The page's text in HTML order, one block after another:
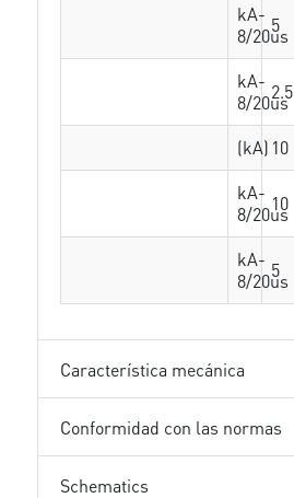
kA-
8/20us
5
kA-
8/20us
2.5
(kA) 10
kA-
8/20us
10
kA-
8/20us
5
Característica mecánica
Conformidad con las normas
Schematics